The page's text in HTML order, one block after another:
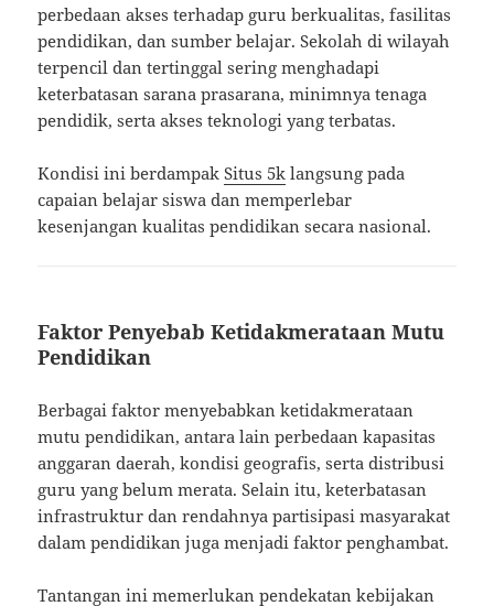
perbedaan akses terhadap guru berkualitas, fasilitas
pendidikan, dan sumber belajar. Sekolah di wilayah
terpencil dan tertinggal sering menghadapi
keterbatasan sarana prasarana, minimnya tenaga
pendidik, serta akses teknologi yang terbatas.
Kondisi ini berdampakSitus 5k langsung pada
capaian belajar siswa dan memperlebar
kesenjangan kualitas pendidikan secara nasional.
Faktor Penyebab Ketidakmerataan Mutu
Pendidikan
Berbagai faktor menyebabkan ketidakmerataan
mutu pendidikan, antara lain perbedaan kapasitas
anggaran daerah, kondisi geografis, serta distribusi
guru yang belum merata. Selain itu, keterbatasan
infrastruktur dan rendahnya partisipasi masyarakat
dalam pendidikan juga menjadi faktor penghambat.
Tantangan ini memerlukan pendekatan kebijakan